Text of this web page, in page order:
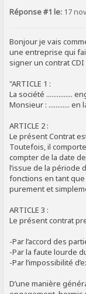
Réponse #1 le: 17
Bonjour je vais
une entreprise qui
signer un contrat
"ARTICLE 1 :
La société ...............
Monsieur : ............
ARTICLE 2 :
Le présent Contrat
Toutefois, il
compter de la date
l’issue de la période
fonctions en tant
purement et
ARTICLE 3 :
Le présent contrat
-Par l’accord des
-Par la faute lourde
-Par l’impossibilité
D’une manière